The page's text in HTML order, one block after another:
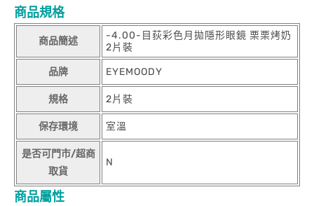
商品規格
商品簡述
-4.00-目荻彩色月拋隱形眼鏡 栗栗烤奶
2片裝
品牌 EYEMOODY
規格 2片裝
保存環境 室溫
是否可門市/超商
取貨
N
商品屬性